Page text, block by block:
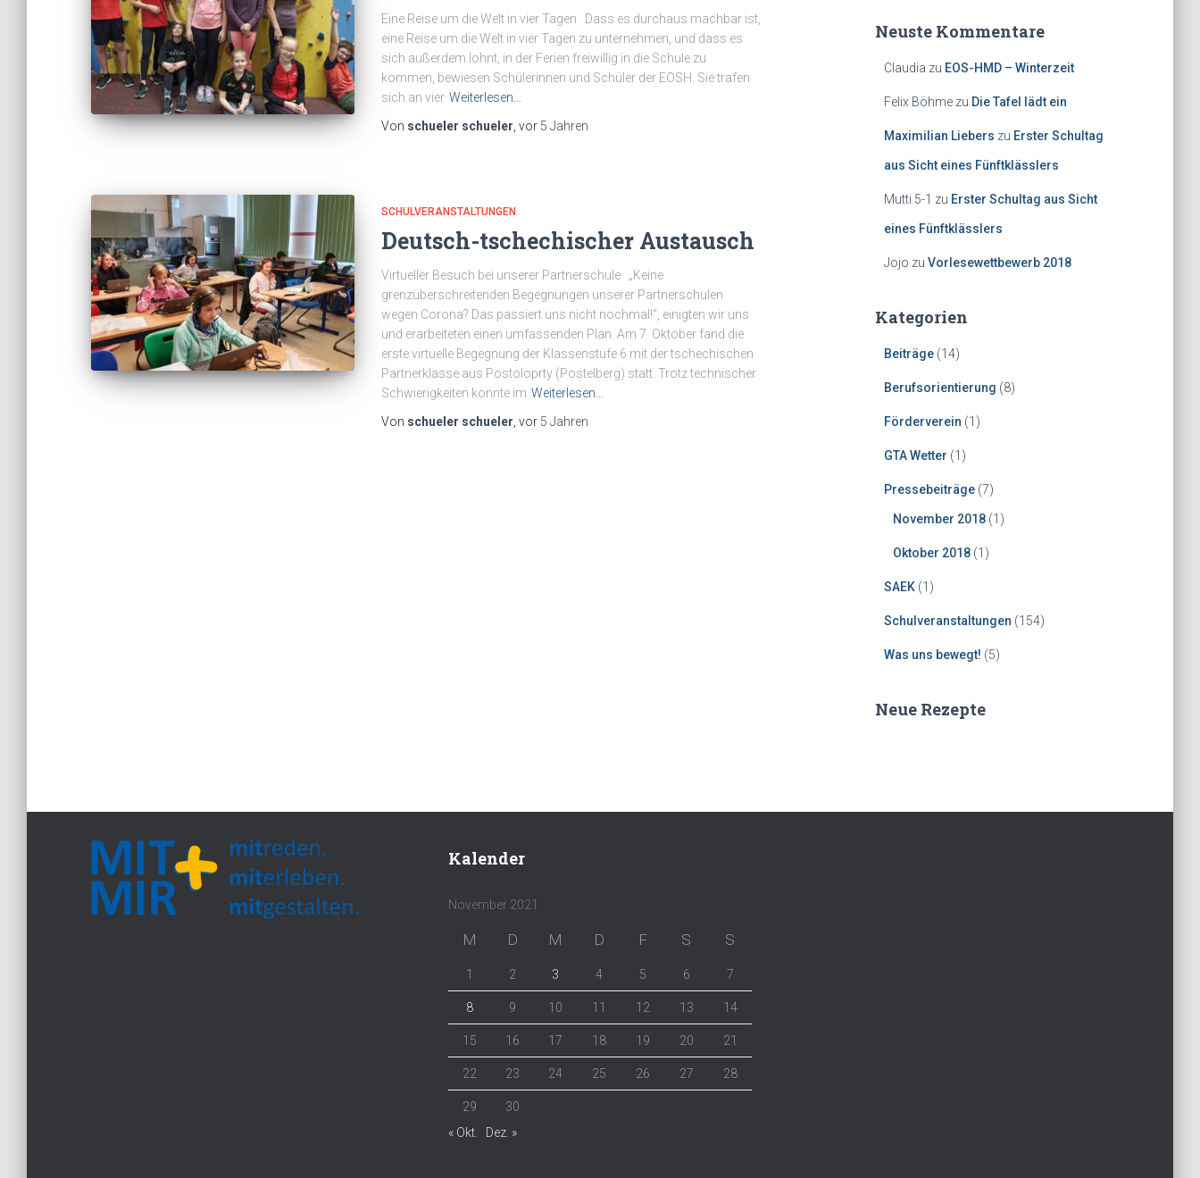
Eine Reise um die Welt in vier Tagen Dass es durchaus machbar ist,
eine Reise um die Welt in vier Tagen zu unternehmen, und dass es
sich außerdem lohnt, in der Ferien freiwillig in die Schule zu
kommen, bewiesen Schülerinnen und Schüler der EOSH. Sie trafen
sich an vier Weiterlesen…
Von schueler schueler , vor 5 Jahren
SCHULVERANSTALTUNGEN
Deutsch-tschechischer Austausch
Virtueller Besuch bei unserer Partnerschule „Keine
grenzüberschreitenden Begegnungen unserer Partnerschulen
wegen Corona? Das passiert uns nicht nochmal!“, einigten wir uns
und erarbeiteten einen umfassenden Plan. Am 7. Oktober fand die
erste virtuelle Begegnung der Klassenstufe 6 mit der tschechischen
Partnerklasse aus Postoloprty (Postelberg) statt. Trotz technischer
Schwierigkeiten konnte im Weiterlesen…
Von schueler schueler , vor 5 Jahren
Neuste Kommentare
Claudia zu EOS-HMD – Winterzeit
Felix Böhmezu Die Tafel lädt ein
Maximilian Liebers zu Erster Schultag
aus Sicht eines Fünftklässlers
Mutti 5-1 zu Erster Schultag aus Sicht
eines Fünftklässlers
Jojo zu Vorlesewettbewerb 2018
Kategorien
Beiträge(14)
Berufsorientierung (8)
Förderverein (1)
GTA Wetter (1)
Pressebeiträge(7)
November 2018(1)
Oktober 2018(1)
SAEK(1)
Schulveranstaltungen (154)
Was uns bewegt! (5)
Neue Rezepte
Kalender
November 2021
M D M D F S S
1 2 3 4 5 6 7
8 9 10 11 12 13 14
15 16 17 18 19 20 21
22 23 24 25 26 27 28
29
30
« Okt.
Dez. »